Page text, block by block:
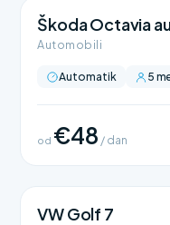
Škoda Octavia
Automobili
Automatik 5
od €48 / dan
VW Golf 7